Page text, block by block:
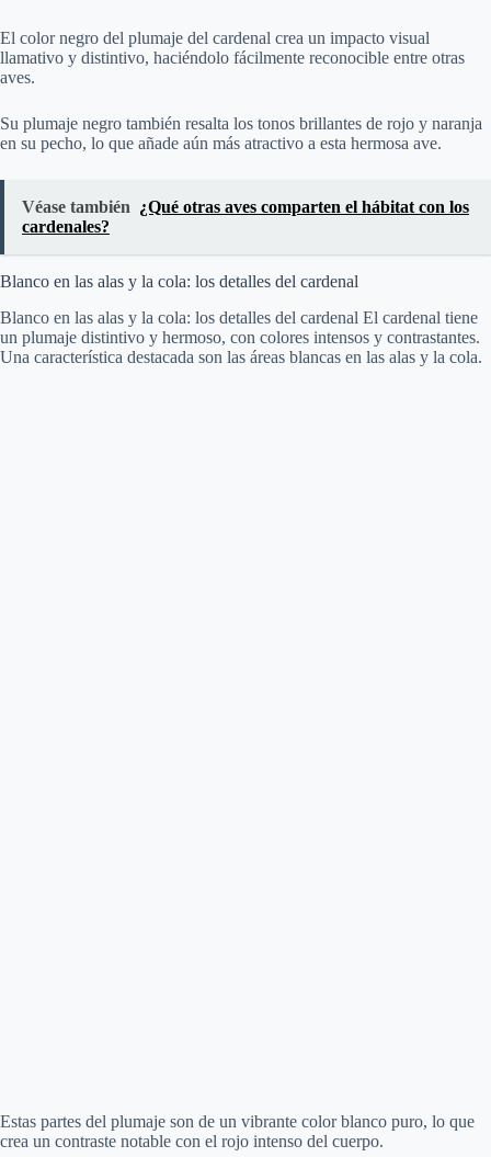
El color negro del plumaje del cardenal crea un impacto visual
llamativo y distintivo, haciéndolo fácilmente reconocible entre otras
aves.
Su plumaje negro también resalta los tonos brillantes de rojo y naranja
en su pecho, lo que añade aún más atractivo a esta hermosa ave.
Véase también ¿Qué otras aves comparten el hábitat con los
cardenales?
Blanco en las alas y la cola: los detalles del cardenal
Blanco en las alas y la cola: los detalles del cardenal El cardenal tiene
un plumaje distintivo y hermoso, con colores intensos y contrastantes.
Una característica destacada son las áreas blancas en las alas y la cola.
Estas partes del plumaje son de un vibrante color blanco puro, lo que
crea un contraste notable con el rojo intenso del cuerpo.